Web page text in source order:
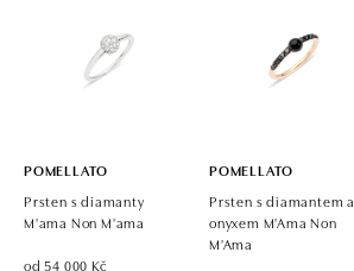
POMELLATO
Prsten s diamanty
M'ama Non M'ama
od 54 000 Kč
POMELLATO
Prsten s diamantem a
onyxem M'Ama Non
M'Ama